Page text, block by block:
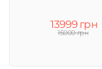
13999 грн
15000 грн